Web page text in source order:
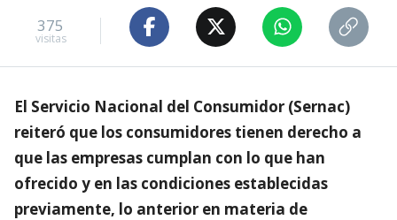
375
visitas
El Servicio Nacional del Consumidor (Sernac)
reiteró que los consumidores tienen derecho a
que las empresas cumplan con lo que han
ofrecido y en las condiciones establecidas
previamente, lo anterior en materia de